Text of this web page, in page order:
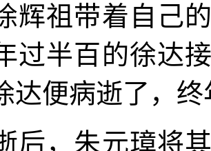
辉祖带着自己
过半百的徐达
达便病逝了，终
后，朱元璋将